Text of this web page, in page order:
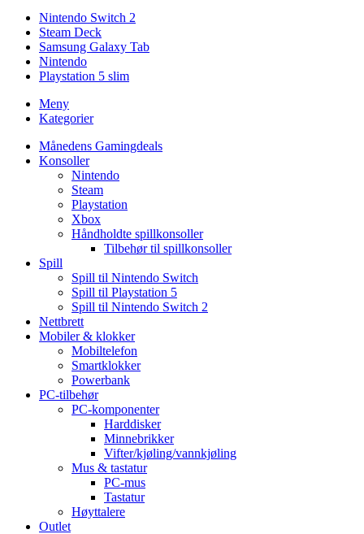
Nintendo Switch 2
Steam Deck
Samsung Galaxy Tab
Nintendo
Playstation 5 slim
Meny
Kategorier
Månedens Gamingdeals
Konsoller
Nintendo
Steam
Playstation
Xbox
Håndholdte spillkonsoller
Tilbehør til spillkonsoller
Spill
Spill til Nintendo Switch
Spill til Playstation 5
Spill til Nintendo Switch 2
Nettbrett
Mobiler & klokker
Mobiltelefon
Smartklokker
Powerbank
PC-tilbehør
PC-komponenter
Harddisker
Minnebrikker
Vifter/kjøling/vannkjøling
Mus & tastatur
PC-mus
Tastatur
Høyttalere
Outlet